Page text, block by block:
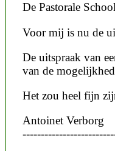
De Pastorale
Voor mij is nu de
De uitspraak van
van de
Het zou heel fijn
Antoinet Verborg